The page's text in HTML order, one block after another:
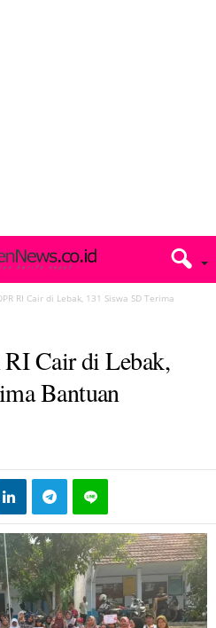
RI Cair di Lebak, 131 Siswa SD Terima
Cair di Lebak,
Bantuan